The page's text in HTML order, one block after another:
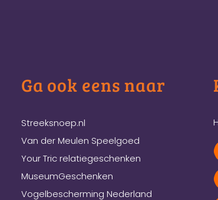
Ga ook eens naar
Streeksnoep.nl
Van der Meulen Speelgoed
Your Tric relatiegeschenken
MuseumGeschenken
Vogelbescherming Nederland